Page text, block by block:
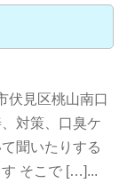
伏見区桃山南口
対策、口臭ケ
聞いたりする
そこで […]...